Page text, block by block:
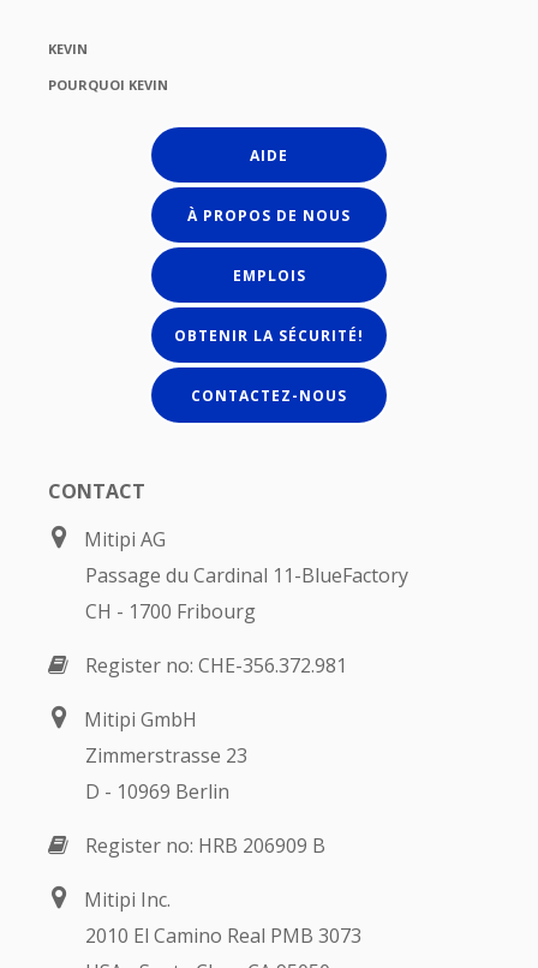
KEVIN
POURQUOI KEVIN
AIDE
À PROPOS DE NOUS
EMPLOIS
OBTENIR LA SÉCURITÉ!
CONTACTEZ-NOUS
CONTACT
Mitipi AG
Passage du Cardinal 11-BlueFactory
CH - 1700 Fribourg
Register no: CHE-356.372.981
Mitipi GmbH
Zimmerstrasse 23
D - 10969 Berlin
Register no: HRB 206909 B
Mitipi Inc.
2010 El Camino Real PMB 3073